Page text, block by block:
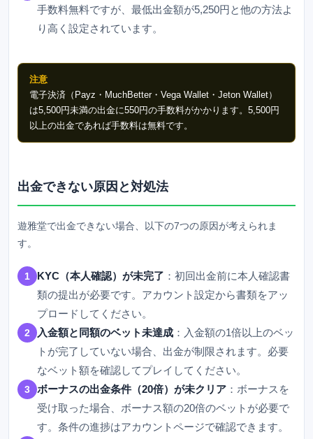
手数料無料ですが、最低出金額が5,250円と他の方法よ
り高く設定されています。
注意
電子決済（Payz・MuchBetter・Vega Wallet・Jeton Wallet）
は5,500円未満の出金に550円の手数料がかかります。5,500円
以上の出金であれば手数料は無料です。
出金できない原因と対処法
遊雅堂で出金できない場合、以下の7つの原因が考えられま
す。
1 KYC（本人確認）が未完了 ：初回出金前に本人確認書
類の提出が必要です。アカウント設定から書類をアッ
プロードしてください。
2 入金額と同額のベット未達成 ：入金額の1倍以上のベッ
トが完了していない場合、出金が制限されます。必要
なベット額を確認してプレイしてください。
3 ボーナスの出金条件（20倍）が未クリア ：ボーナスを
受け取った場合、ボーナス額の20倍のベットが必要で
す。条件の進捗はアカウントページで確認できます。